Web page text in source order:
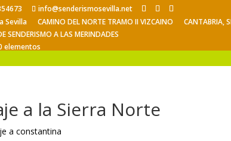
info@senderismosevilla.net
Sevilla
CAMINO DEL NORTE TRAMO II VIZCAINO CANTABRIA,
SENDERISMO A LAS MERINDADES
elementos
a la Sierra Norte